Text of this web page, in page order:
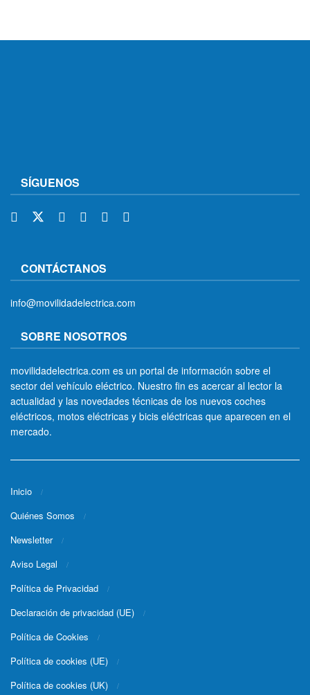
SÍGUENOS
CONTÁCTANOS
info@movilidadelectrica.com
SOBRE NOSOTROS
movilidadelectrica.com es un portal de información sobre el
sector del vehículo eléctrico. Nuestro fin es acercar al lector la
actualidad y las novedades técnicas de los nuevos coches
eléctricos, motos eléctricas y bicis eléctricas que aparecen en el
mercado.
Inicio
Quiénes Somos
Newsletter
Aviso Legal
Política de Privacidad
Declaración de privacidad (UE)
Política de Cookies
Política de cookies (UE)
Política de cookies (UK)